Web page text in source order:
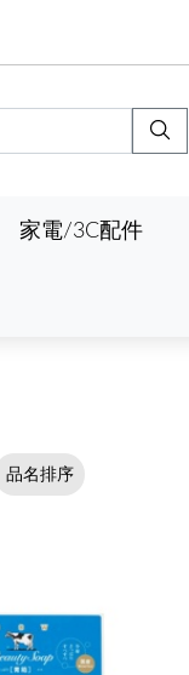
家電/3C配件
品名排序